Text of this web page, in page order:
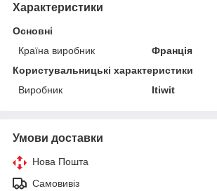
Характеристики
Основні
Країна виробник
Франція
Користувальницькі характеристики
Виробник
Itiwit
Умови доставки
Нова Пошта
Самовивіз